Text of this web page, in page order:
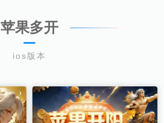
苹果多开
ios版本